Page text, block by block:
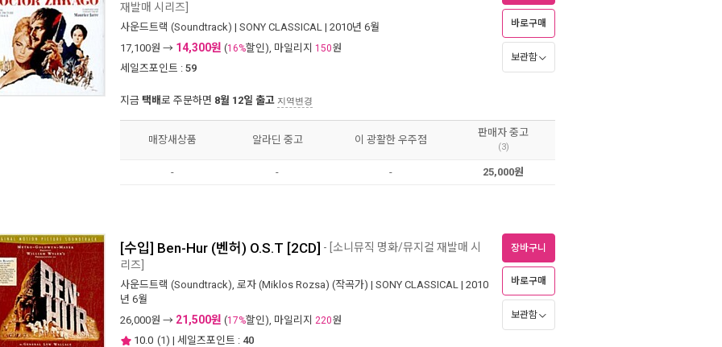
재발매 시리즈]
사운드트랙 (Soundtrack) | SONY CLASSICAL | 2010년 6월
17,100원 → 14,300원 (16%할인), 마일리지 150원
세일즈포인트 : 59
지금 택배로 주문하면 8월 12일 출고 지역변경
바로구매
보관함
매장새상품 알라딘 중고 이 광활한 우주점
판매자 중고
(3)
- - - 25,000원
[수입] Ben-Hur (벤허) O.S.T [2CD] - [소니뮤직 명화/뮤지컬 재발매 시
리즈]
사운드트랙 (Soundtrack), 로자 (Miklos Rozsa) (작곡가) | SONY CLASSICAL | 2010
년 6월
26,000원 → 21,500원 (17%할인), 마일리지 220원
10.0 (1) | 세일즈포인트 : 40
장바구니
바로구매
보관함